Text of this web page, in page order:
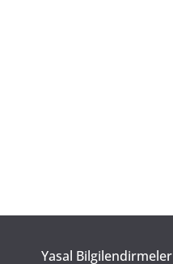
Yasal Bilgilendirmeler